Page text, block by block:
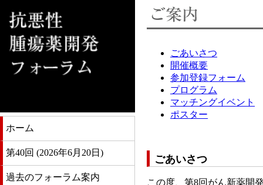
ホーム
第40回 (2026年6月20日)
過去のフォーラム案内
ごあいさつ
開催概要
参加登録フォーム
プログラム
マッチングイベント
ポスター
ごあいさつ
この度、第8回がん新薬開